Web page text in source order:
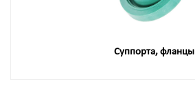
Суппорта, фланцы